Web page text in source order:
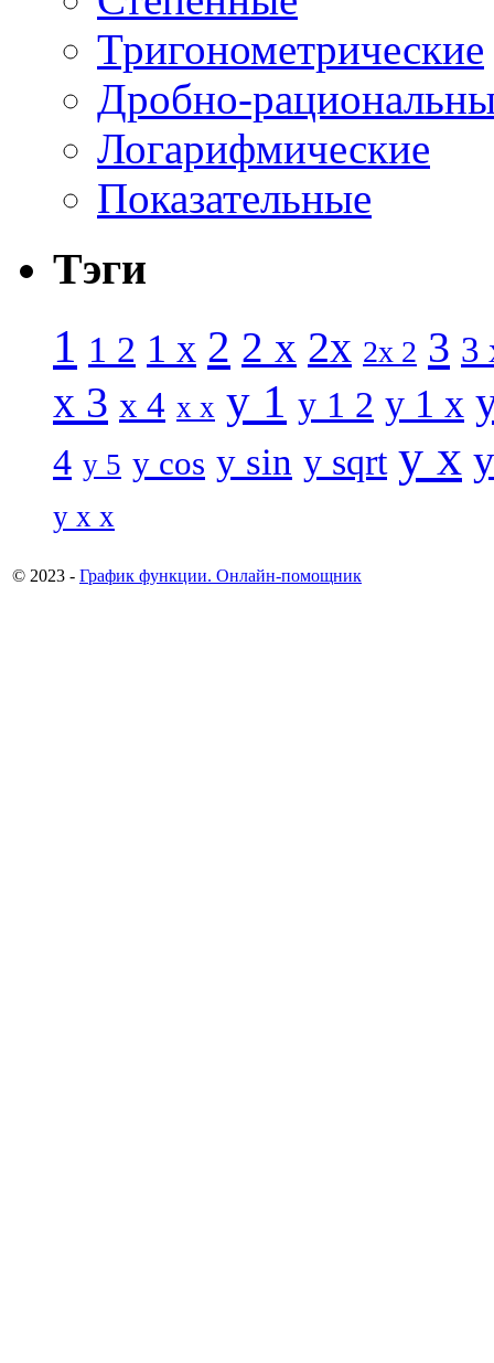
Тригонометрические
Дробно-
Логарифмические
Показательные
Тэги
1 1 2 1 x 2 2 x 2x 2x 2 3 3
x 3 x 4 x x y 1 y 1 2 y 1 x
4 y 5 y cos y sin y sqrt y x
y x x
© 2023 - График функции. Онлайн-помощник